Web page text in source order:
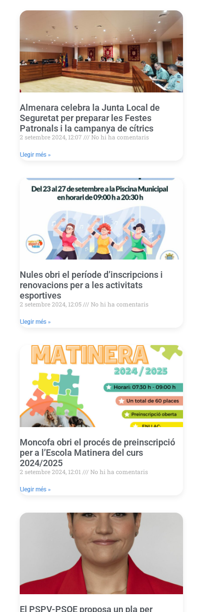
Almenara celebra la Junta Local de
Seguretat per preparar les Festes
Patronals i la campanya de cítrics
2 setembre 2024, 12:07 No hi ha comentaris
Llegir més »
Nules obri el període d’inscripcions i
renovacions per a les activitats
esportives
2 setembre 2024, 12:05 No hi ha comentaris
Llegir més »
Moncofa obri el procés de preinscripció
per a l’Escola Matinera del curs
2024/2025
2 setembre 2024, 12:01 No hi ha comentaris
Llegir més »
El PSPV-PSOE proposa un pla per